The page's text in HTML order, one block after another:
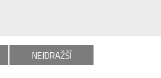
NEJDRAŽŠÍ